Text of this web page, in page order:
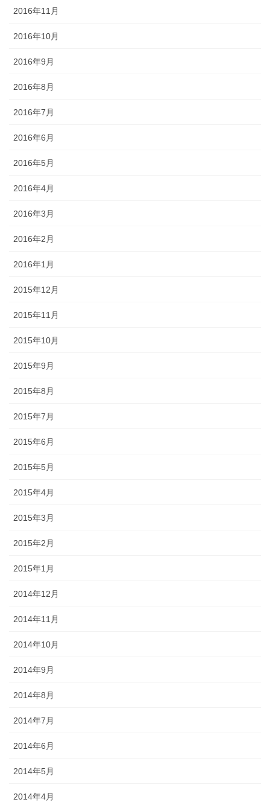
2016年11月
2016年10月
2016年9月
2016年8月
2016年7月
2016年6月
2016年5月
2016年4月
2016年3月
2016年2月
2016年1月
2015年12月
2015年11月
2015年10月
2015年9月
2015年8月
2015年7月
2015年6月
2015年5月
2015年4月
2015年3月
2015年2月
2015年1月
2014年12月
2014年11月
2014年10月
2014年9月
2014年8月
2014年7月
2014年6月
2014年5月
2014年4月